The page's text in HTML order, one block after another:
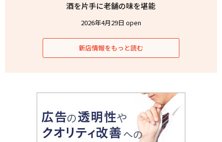
酒を片手に老舗の味を堪能
2026年4月29日 open
新店情報をもっと読む